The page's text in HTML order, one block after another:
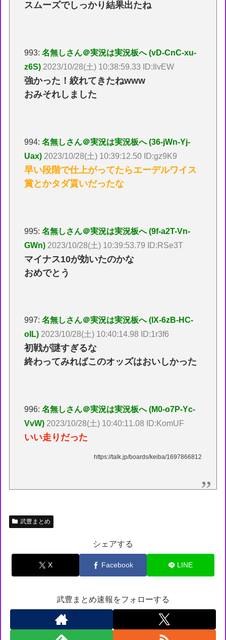
スムーズでしっかり結果出たね
993:名無しさん＠実況は実況板へ (vD-CnC-xu-
z6S) 2023/10/28(土) 10:38:59.33 ID:IlvEW
強かった！絞れてきたねwww
おみそれしました
994:名無しさん＠実況は実況板へ (36-jWn-Yj-
Uax) 2023/10/28(土) 10:39:12.50 ID:gz9K9
早い段階で仕上がってたらエーデルワイス
賞とかタダ貰いだったな
995:名無しさん＠実況は実況板へ (9f-a2T-Vn-
GWn) 2023/10/28(土) 10:39:53.79 ID:RSe3T
マイナス10が効いたのかな
おめでとう
997:名無しさん＠実況は実況板へ (IX-6zB-HC-
oIL) 2023/10/28(土) 10:40:14.98 ID:1r3f6
初戦が謎すぎるな
終わってみればこのオッズはおいしかった
996:名無しさん＠実況は実況板へ (M0-o7P-Yc-
VvW) 2023/10/28(土) 10:40:11.08 ID:KomUF
いい走りだった
https://talk.jp/boards/keiba/1697866812
武豊まとめ
シェアする
X Facebook LINE
武豊まとめ速報をフォローする